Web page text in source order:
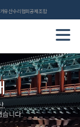
유산수리협회공제조합
,
습니다.